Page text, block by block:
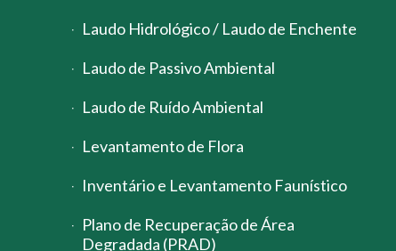
Laudo Hidrológico / Laudo de Enchente
Laudo de Passivo Ambiental
Laudo de Ruído Ambiental
Levantamento de Flora
Inventário e Levantamento Faunístico
Plano de Recuperação de Área
Degradada (PRAD)